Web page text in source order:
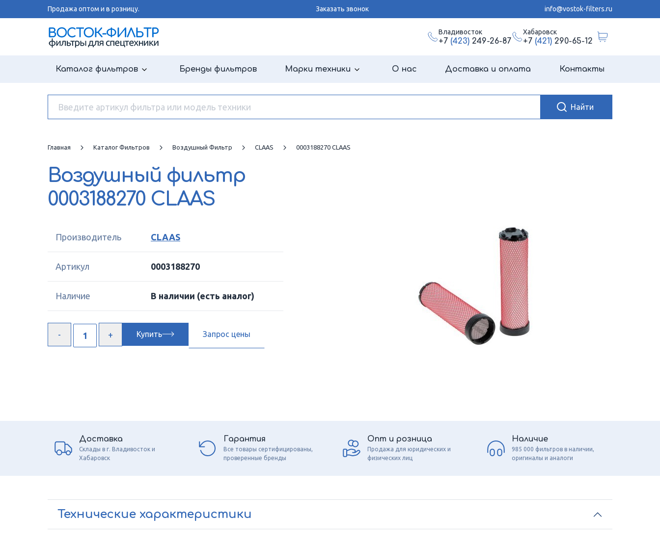
Продажа оптом и в розницу. Заказать звонок info@vostok-filters.ru
Владивосток
+7 (423)249-26-87
Хабаровск
+7 (421)290-65-12
Каталог фильтров Бренды фильтров Марки техники О нас Доставка и оплата Контакты
Главная Каталог Фильтров Воздушный Фильтр CLAAS 0003188270 CLAAS
Воздушный фильтр
0003188270 CLAAS
Производитель CLAAS
Артикул 0003188270
Наличие В наличии (есть аналог)
Купить Запрос цены
Доставка
Склады в г. Владивосток и
Хабаровск
Гарантия
Все товары сертифицированы,
проверенные бренды
Опт и розница
Продажа для юридических и
физических лиц
Наличие
985 000 фильтров в наличии,
оригиналы и аналоги
Технические характеристики